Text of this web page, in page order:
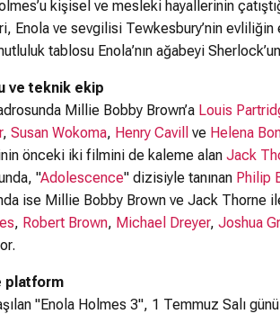
kişisel ve mesleki hayallerinin
Enola ve sevgilisi Tewkesbury’nin
tablosu Enola’nın ağabeyi
ve teknik ekip
Millie Bobby Brown’a Louis
, Susan Wokoma, Henry Cavill ve Helena
önceki iki filmini de kaleme alan Jack
"Adolescence" dizisiyle tanınan Philip
ise Millie Bobby Brown ve Jack Thorne
, Robert Brown, Michael Dreyer, Joshua
platform
"Enola Holmes 3", 1 Temmuz Salı